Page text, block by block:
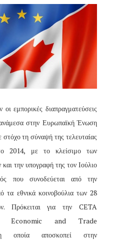
εμπορικές διαπραγματεύσεις
στην Ευρωπαϊκή Ένωση
τη σύναψή της τελευταίας
2014, με το κλείσιμο των
την υπογραφή της τον Ιούλιο
που συνοδεύεται από την
τα εθνικά κοινοβούλια των 28
Πρόκειται για την CETA
Economic and Trade
οποία αποσκοπεί στην